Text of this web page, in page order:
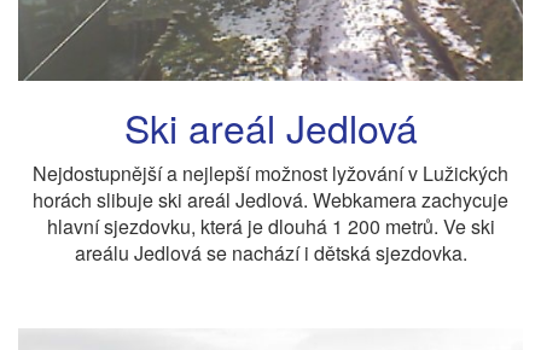
Ski areál Jedlová
Nejdostupnější a nejlepší možnost lyžování v Lužických
horách slibuje ski areál Jedlová. Webkamera zachycuje
hlavní sjezdovku, která je dlouhá 1 200 metrů. Ve ski
areálu Jedlová se nachází i dětská sjezdovka.